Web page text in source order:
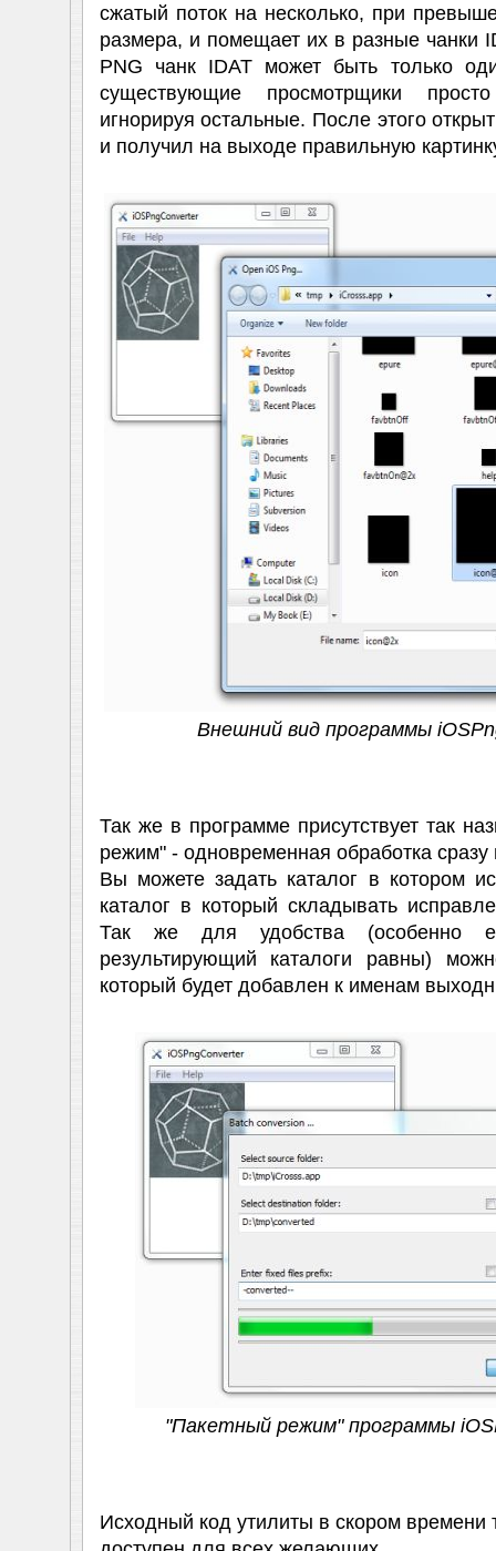
сжатый поток на несколько, при
размера, и помещает их в разные чанки
PNG чанк IDAT может быть только
существующие просмотрщики
игнорируя остальные. После этого
и получил на выходе правильную
Внешний вид программы
Так же в программе присутствует так
режим" - одновременная обработка
Вы можете задать каталог в котором
каталог в который складывать
Так же для удобства (особенно
результирующий каталоги равны)
который будет добавлен к именам
"Пакетный режим" программы
Исходный код утилиты в скором времени